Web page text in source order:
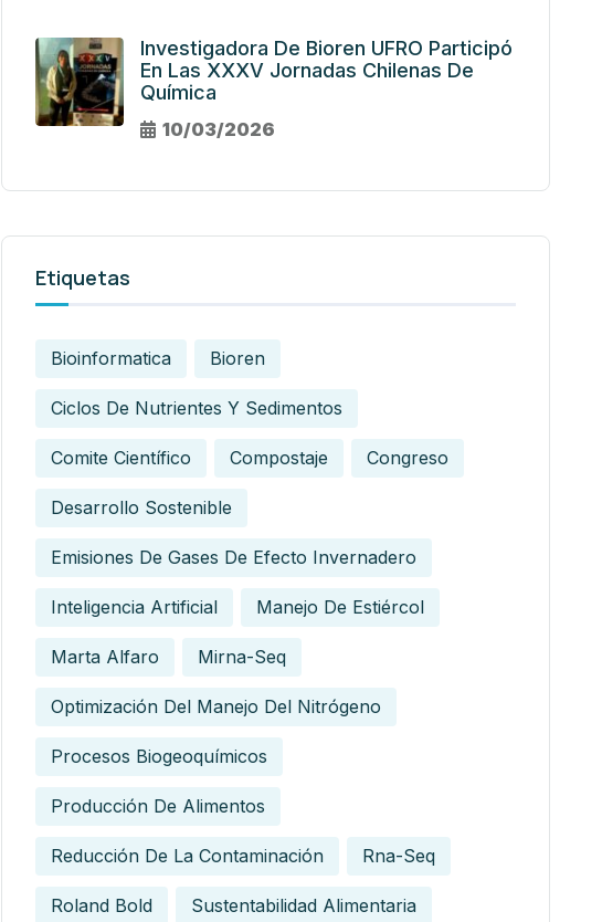
Investigadora De Bioren UFRO Participó
En Las XXXV Jornadas Chilenas De
Química
10/03/2026
Etiquetas
Bioinformatica Bioren
Ciclos De Nutrientes Y Sedimentos
Comite Científico Compostaje Congreso
Desarrollo Sostenible
Emisiones De Gases De Efecto Invernadero
Inteligencia Artificial Manejo De Estiércol
Marta Alfaro Mirna-Seq
Optimización Del Manejo Del Nitrógeno
Procesos Biogeoquímicos
Producción De Alimentos
Reducción De La Contaminación Rna-Seq
Roland Bold Sustentabilidad Alimentaria